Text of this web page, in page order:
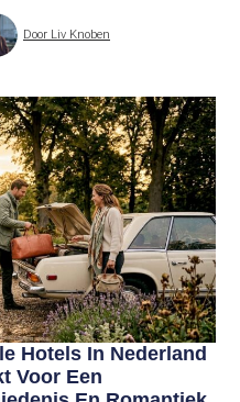
Door Liv Knoben
Hotels In Nederland
Voor Een